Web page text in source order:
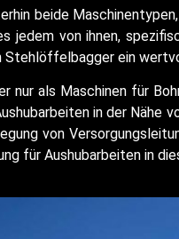
beide
jedem von ihnen,
ein
nur als Maschinen für
in der Nähe
von
für Aushubarbeiten in